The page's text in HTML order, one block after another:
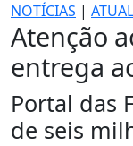
NOTÍCIAS |
Atenção
entrega
Portal das
de seis